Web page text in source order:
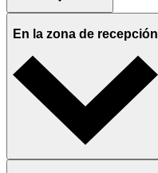
En la zona de recepción